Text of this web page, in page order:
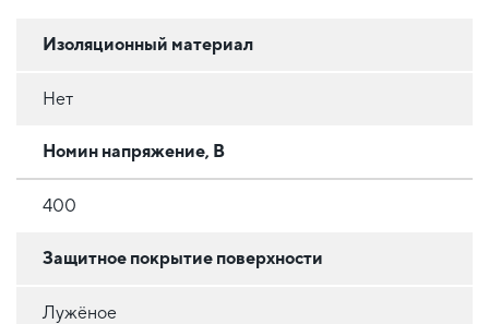
Изоляционный материал
Нет
Номин напряжение, В
400
Защитное покрытие поверхности
Лужёное